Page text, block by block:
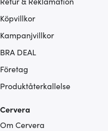
Köpvillkor
Kampanjvillkor
BRA DEAL
Företag
Produktåterkallelse
Cervera
Om Cervera